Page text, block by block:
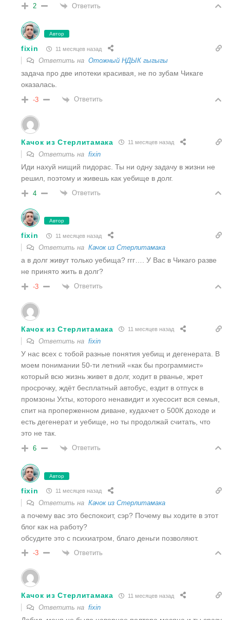
2 Ответить
Автор
fixin 11 месяцев назад
Ответить на Отожный НДЫК гыгыгы
задача про две ипотеки красивая, не по зубам Чикаге
оказалась.
-3 Ответить
Качок из Стерлитамака 11 месяцев назад
Ответить на fixin
Иди нахуй нищий пидорас. Ты ни одну задачу в жизни не
решил, поэтому и живешь как уебище в долг.
4 Ответить
Автор
fixin 11 месяцев назад
Ответить на Качок из Стерлитамака
а в долг живут только уебища? ггг…. У Вас в Чикаго разве
не принято жить в долг?
-3 Ответить
Качок из Стерлитамака 11 месяцев назад
Ответить на fixin
У нас всех с тобой разные понятия уебищ и дегенерата. В
моем понимании 50-ти летний «как бы программист»
который всю жизнь живет в долг, ходит в рванье, жрет
просрочку, ждёт бесплатный автобус, ездит в отпуск в
промзоны Ухты, которого ненавидит и хуесосит вся семья,
спит на проперженном диване, кудахчет о 500К доходе и
есть дегенерат и уебище, но ты продолжай считать, что
это не так.
6 Ответить
Автор
fixin 11 месяцев назад
Ответить на Качок из Стерлитамака
а почему вас это беспокоит, сэр? Почему вы ходите в этот
блог как на работу?
обсудите это с психиатром, благо деньги позволяют.
-3 Ответить
Качок из Стерлитамака 11 месяцев назад
Ответить на fixin